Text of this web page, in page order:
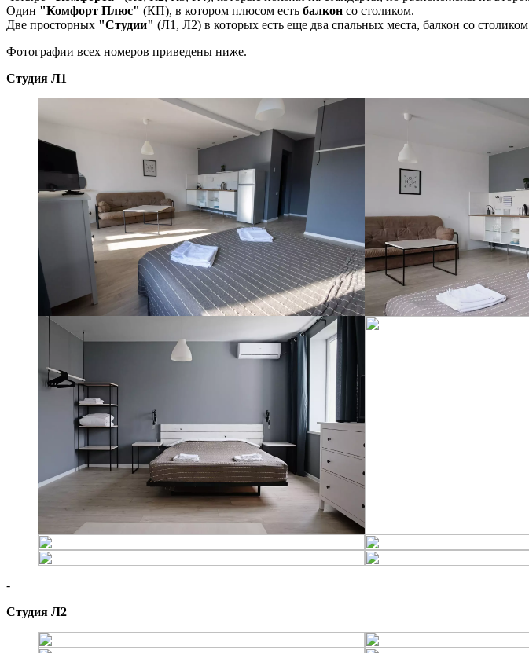
Один "Комфорт Плюс" (КП), в котором плюсом есть балкон со столиком.
Две просторных "Студии" (Л1, Л2) в которых есть еще два спальных места, балкон со
Фотографии всех номеров приведены ниже.
Студия Л1
-
Студия Л2